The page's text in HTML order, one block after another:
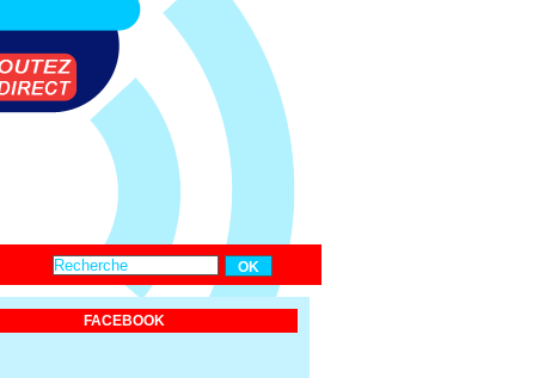
FACEBOOK